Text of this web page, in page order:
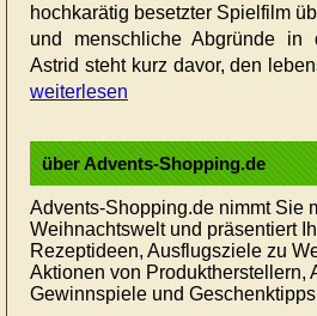
hochkarätig besetzter Spielfilm
und menschliche Abgründe in
Astrid steht kurz davor, den
weiterlesen
über Advents-Shopping.de
Advents-Shopping.de nimmt Sie
Weihnachtswelt und präsentiert
Rezeptideen, Ausflugsziele zu
Aktionen von Produktherstellern,
Gewinnspiele und